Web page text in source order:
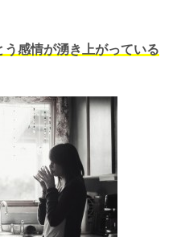
感情が湧き上がっている